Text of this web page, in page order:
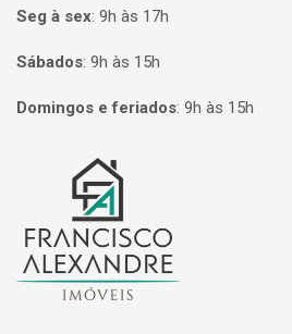
Seg à sex: 9h às 17h
Sábados: 9h às 15h
Domingos e feriados: 9h às 15h
Página inicial